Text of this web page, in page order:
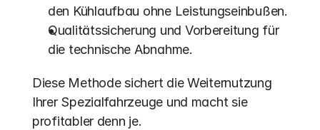
den Kühlaufbau ohne Leistungseinbußen.
Qualitätssicherung und Vorbereitung für
die technische Abnahme.
Diese Methode sichert die Weiternutzung
Ihrer Spezialfahrzeuge und macht sie
profitabler denn je.